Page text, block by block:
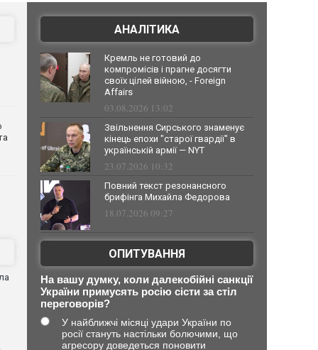
АНАЛІТИКА
Кремль не готовий до
компромісів і прагне досягти
своїх цілей війною, - Foreign
Affairs
03.08.2026 13:02
Звільнення Сирського знаменує
кінець епохи "старої гвардії" в
українській армії — NYT
23.07.2026 10:32
Повний текст резонансного
брифінга Михайла Федорова
18.07.2026 09:27
ОПИТУВАННЯ
На вашу думку, коли далекобійні санкції
України примусять росію сісти за стіл
переговорів?
У найближчі місяці удари України по
росії стануть настільки болючими, що
агресору доведеться поновити